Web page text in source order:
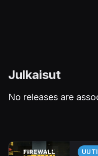
Julkaisut
No releases are